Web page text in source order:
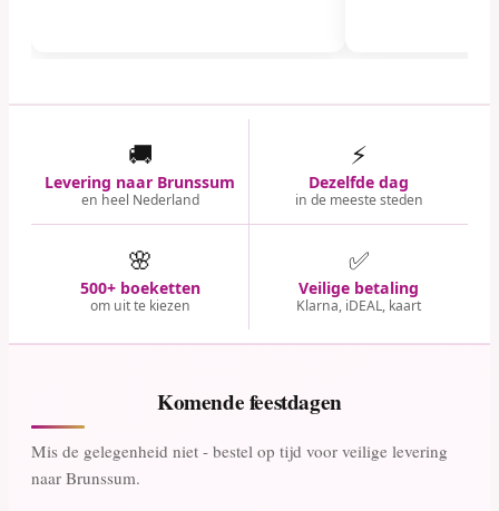
🚚
Levering naar Brunssum
en heel Nederland
⚡
Dezelfde dag
in de meeste steden
🌸
500+ boeketten
om uit te kiezen
✅
Veilige betaling
Klarna, iDEAL, kaart
Komende feestdagen
Mis de gelegenheid niet - bestel op tijd voor veilige levering
naar Brunssum.